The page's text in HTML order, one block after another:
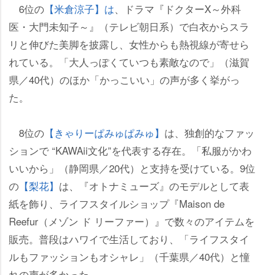
6位の 【米倉涼子】は、ドラマ『ドクターX～外科
医・大門未知子～』（テレビ朝日系）で白衣からスラ
リと伸びた美脚を披露し、女性からも熱視線が寄せら
れている。「大人っぽくていつも素敵なので」（滋賀
県／40代）のほか「かっこいい」の声が多く挙がっ
た。
8位の 【きゃりーぱみゅぱみゅ】 は、独創的なファッ
ションで “KAWAii文化”を代表する存在。「私服がかわ
いいから」（静岡県／20代）と支持を受けている。9位
の 【梨花】 は、『オトナミューズ』のモデルとして表
紙を飾り、ライフスタイルショップ『Maison de
Reefur（メゾン ド リーファー）』で数々のアイテムを
販売。普段はハワイで生活しており、「ライフスタイ
ルもファッションもオシャレ」（千葉県／40代）と憧